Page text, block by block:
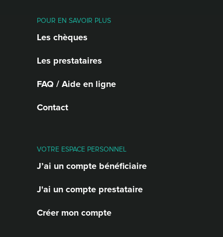
POUR EN SAVOIR PLUS
Les chèques
Les prestataires
FAQ / Aide en ligne
Contact
VOTRE ESPACE PERSONNEL
J’ai un compte bénéficiaire
J'ai un compte prestataire
Créer mon compte